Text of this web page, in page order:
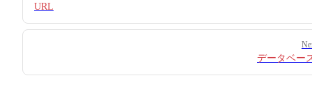
URL
データベー